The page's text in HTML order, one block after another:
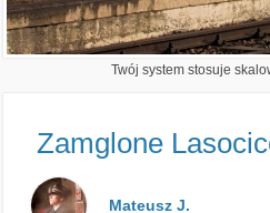
Twój system stosuje
Zamglone
Mateusz J.